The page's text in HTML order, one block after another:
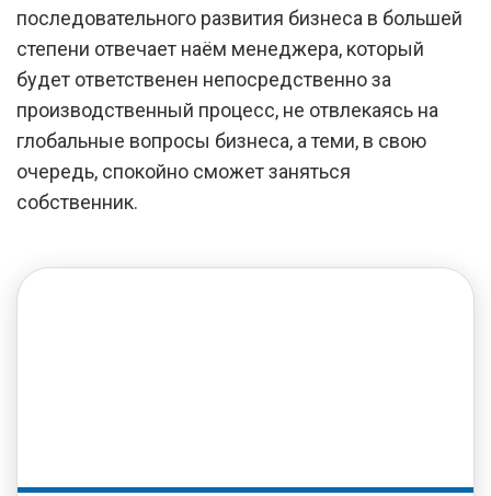
последовательного развития бизнеса в большей
степени отвечает наём менеджера, который
будет ответственен непосредственно за
производственный процесс, не отвлекаясь на
глобальные вопросы бизнеса, а теми, в свою
очередь, спокойно сможет заняться
собственник.